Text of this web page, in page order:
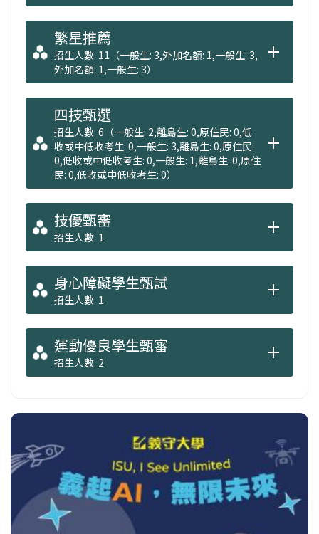
繁星推薦
招生人數: 11（一般生: 3,外加名額: 1,一般生: 3,
外加名額: 1,一般生: 3）
四技甄選
招生人數: 6（一般生: 2,離島生: 0,原住民: 0,低
收或中低收考生: 0,一般生: 3,離島生: 0,原住民:
0,低收或中低收考生: 0,一般生: 1,離島生: 0,原住
民: 0,低收或中低收考生: 0）
技優甄審
招生人數: 1
身心障礙學生甄試
招生人數: 1
運動優良學生甄審
招生人數: 2